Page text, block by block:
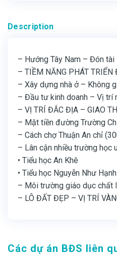
Description
– Hướng Tây Nam – Đón
– TIỀM NĂNG PHÁT TRIỂN
– Xây dựng nhà ở – Không
– Đầu tư kinh doanh – Vị trí
– VỊ TRÍ ĐẮC ĐỊA – GIAO
– Mặt tiền đường Trường
– Cách chợ Thuận An chỉ
– Lân cận nhiều trường học
• Tiểu học An Khê
• Tiểu học Nguyễn Như Hạnh
– Môi trường giáo dục chất
– LÔ ĐẤT ĐẸP – VỊ TRÍ
Các dự án BĐS liên